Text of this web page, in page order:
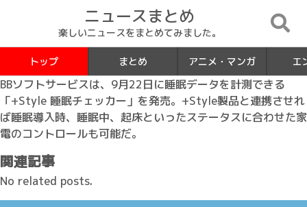
ニュースまとめ
楽しいニュースをまとめてみました。
トップ まとめ アニメ・マンガ エ
BBソフトサービスは、9月22日に睡眠データを計測できる
「+Style 睡眠チェッカー」を発売。+Style製品と連携させれ
ば睡眠導入時、睡眠中、起床といったステータスに合わせた家
電のコントロールも可能だ。
関連記事
No related posts.